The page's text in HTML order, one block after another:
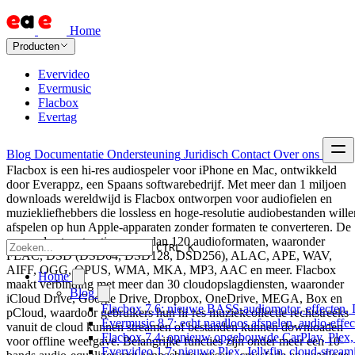
Home
Producten
Evervideo
Evermusic
Flacbox
Evertag
Blog Documentatie Ondersteuning Juridisch Contact Over ons
CTRL K
Home
Blog
Flacbox 7.6: nieuwe BASS-audiomotor, effecten,
Evermusic 8.7: echt naadloos afspelen, audio-
Flacbox 7.4: opnieuw opgebouwde CarPlay,
Evervideo 1.7: nieuwe Plex, Jellyfin, cloud-
Flacbox is een hi-res audiospeler voor iPhone en Mac, ontwikkeld
door Everappz, een Spaans softwarebedrijf. Met meer dan 1 miljoen
downloads wereldwijd is Flacbox ontworpen voor audiofielen en
muziekliefhebbers die lossless en hoge-resolutie audiobestanden
afspelen op hun Apple-apparaten zonder formaten te converteren. De
app ondersteunt native meer dan 120 audioformaten, waaronder
FLAC, DSD (DSD64, DSD128, DSD256), ALAC, APE, WAV,
AIFF, OGG, OPUS, WMA, MKA, MP3, AAC en meer. Flacbox
maakt verbinding met meer dan 30 cloudopslagdiensten, waaronder
iCloud Drive, Google Drive, Dropbox, OneDrive, MEGA, Box en
pCloud, waardoor gebruikers hun hi-res muziekcollectie rechtstreeks
vanuit de cloud kunnen streamen of bestanden kunnen downloaden
voor offline weergave. Belangrijke functies zijn onder meer een 10-